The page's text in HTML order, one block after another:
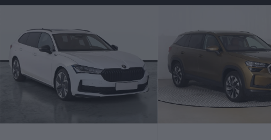
prevezmeme všetky právne záruky.